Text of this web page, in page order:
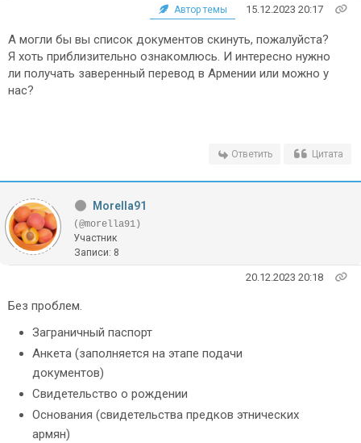
Автор темы 15.12.2023 20:17
А могли бы вы список документов скинуть, пожалуйста?
Я хоть приблизительно ознакомлюсь. И интересно нужно
ли получать заверенный перевод в Армении или можно у
нас?
Ответить Цитата
Morella91
(@morella91)
Участник
Записи: 8
20.12.2023 20:18
Без проблем.
Заграничный паспорт
Анкета (заполняется на этапе подачи
документов)
Свидетельство о рождении
Основания (свидетельства предков этнических
армян)